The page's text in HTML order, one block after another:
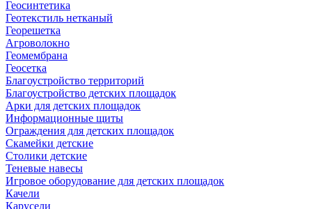
Геосинтетика
Геотекстиль нетканый
Георешетка
Агроволокно
Геомембрана
Геосетка
Благоустройство территорий
Благоустройство детских площадок
Арки для детских площадок
Информационные щиты
Ограждения для детских площадок
Скамейки детские
Столики детские
Теневые навесы
Игровое оборудование для детских площадок
Качели
Карусели